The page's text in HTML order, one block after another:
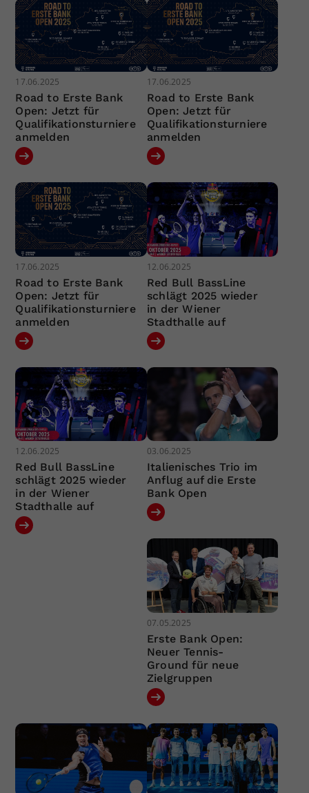
17.06.2025
Road to Erste Bank
Open: Jetzt für
Qualifikationsturniere
anmelden
17.06.2025
Road to Erste Bank
Open: Jetzt für
Qualifikationsturniere
anmelden
17.06.2025
Road to Erste Bank
Open: Jetzt für
Qualifikationsturniere
anmelden
12.06.2025
Red Bull BassLine
schlägt 2025 wieder
in der Wiener
Stadthalle auf
12.06.2025
Red Bull BassLine
schlägt 2025 wieder
in der Wiener
Stadthalle auf
03.06.2025
Italienisches Trio im
Anflug auf die Erste
Bank Open
07.05.2025
Erste Bank Open:
Neuer Tennis-
Ground für neue
Zielgruppen